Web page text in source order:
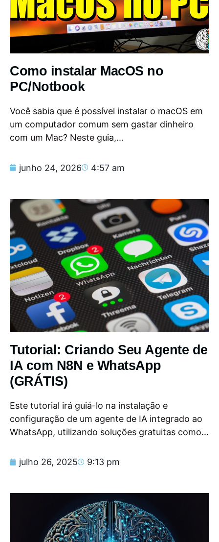
Como instalar MacOS no
PC/Notbook
Você sabia que é possível instalar o macOS em
um computador comum sem gastar dinheiro
com um Mac? Neste guia,...
junho 24, 2026 4:57 am
Tutorial: Criando Seu Agente de
IA com N8N e WhatsApp
(GRÁTIS)
Este tutorial irá guiá-lo na instalação e
configuração de um agente de IA integrado ao
WhatsApp, utilizando soluções gratuitas como...
julho 26, 2025 9:13 pm